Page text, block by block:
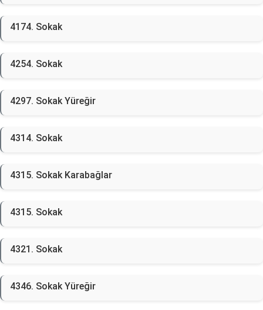
4174. Sokak
4254. Sokak
4297. Sokak Yüreğir
4314. Sokak
4315. Sokak Karabağlar
4315. Sokak
4321. Sokak
4346. Sokak Yüreğir